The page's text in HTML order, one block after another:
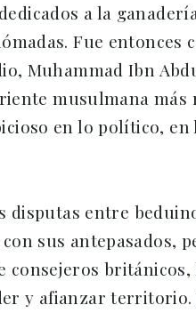
a la
Fue entonces
Muhammad Ibn
musulmana
en lo político,
disputas entre
sus antepasados,
consejeros
y afianzar